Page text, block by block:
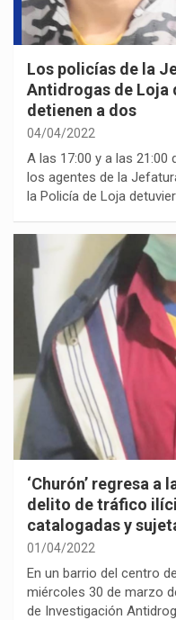
Los policías de la
Antidrogas de Loja
detienen a dos
04/04/2022
A las 17:00 y a las 21:00
los agentes de la
la Policía de Loja
‘Churón’ regresa a
delito de tráfico
catalogadas y
01/04/2022
En un barrio del centro
miércoles 30 de marzo
de Investigación